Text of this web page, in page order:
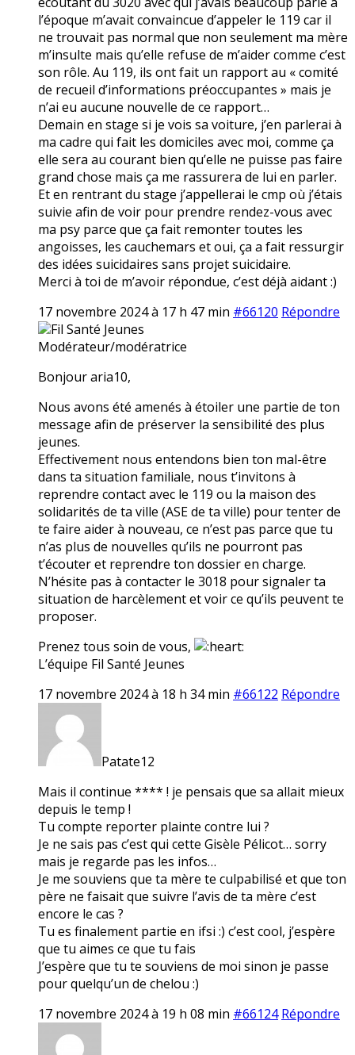
l’époque m’avait convaincue d’appeler le 119 car il
ne trouvait pas normal que non seulement ma mère
m’insulte mais qu’elle refuse de m’aider comme c’est
son rôle. Au 119, ils ont fait un rapport au « comité
de recueil d’informations préoccupantes » mais je
n’ai eu aucune nouvelle de ce rapport…
Demain en stage si je vois sa voiture, j’en parlerai à
ma cadre qui fait les domiciles avec moi, comme ça
elle sera au courant bien qu’elle ne puisse pas faire
grand chose mais ça me rassurera de lui en parler.
Et en rentrant du stage j’appellerai le cmp où j’étais
suivie afin de voir pour prendre rendez-vous avec
ma psy parce que ça fait remonter toutes les
angoisses, les cauchemars et oui, ça a fait ressurgir
des idées suicidaires sans projet suicidaire.
Merci à toi de m’avoir répondue, c’est déjà aidant :)
17 novembre 2024 à 17 h 47 min #66120 Répondre
Fil Santé Jeunes
Modérateur/modératrice
Bonjour aria10,
Nous avons été amenés à étoiler une partie de ton
message afin de préserver la sensibilité des plus
jeunes.
Effectivement nous entendons bien ton mal-être
dans ta situation familiale, nous t’invitons à
reprendre contact avec le 119 ou la maison des
solidarités de ta ville (ASE de ta ville) pour tenter de
te faire aider à nouveau, ce n’est pas parce que tu
n’as plus de nouvelles qu’ils ne pourront pas
t’écouter et reprendre ton dossier en charge.
N’hésite pas à contacter le 3018 pour signaler ta
situation de harcèlement et voir ce qu’ils peuvent te
proposer.
Prenez tous soin de vous,
L’équipe Fil Santé Jeunes
17 novembre 2024 à 18 h 34 min #66122 Répondre
Patate12
Mais il continue **** ! je pensais que sa allait mieux
depuis le temp !
Tu compte reporter plainte contre lui ?
Je ne sais pas c’est qui cette Gisèle Pélicot… sorry
mais je regarde pas les infos…
Je me souviens que ta mère te culpabilisé et que ton
père ne faisait que suivre l’avis de ta mère c’est
encore le cas ?
Tu es finalement partie en ifsi :) c’est cool, j’espère
que tu aimes ce que tu fais
J’espère que tu te souviens de moi sinon je passe
pour quelqu’un de chelou :)
17 novembre 2024 à 19 h 08 min #66124 Répondre